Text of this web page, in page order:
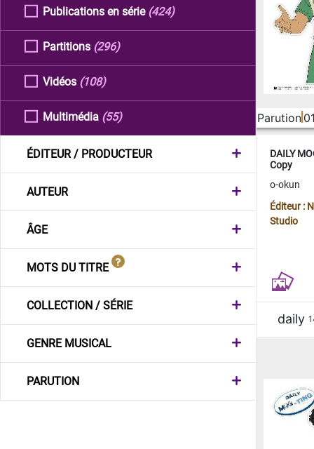
Publications en série (424)
Partitions (296)
Vidéos (108)
Multimédia (55)
ÉDITEUR / PRODUCTEUR
AUTEUR
ÂGE
MOTS DU TITRE
COLLECTION / SÉRIE
GENRE MUSICAL
PARUTION
Parution
DAILY
Copy
o-okun
Éditeur :
Studio
daily